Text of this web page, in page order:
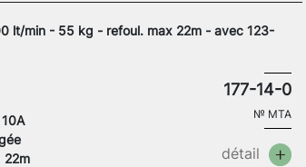
lt/min - 55 kg - refoul. max 22m - avec 123-
10A
22m
177-14-0
№ MTA
détail